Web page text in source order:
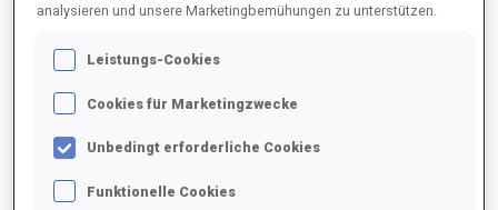
analysieren und unsere Marketingbemühungen zu unterstützen.
Leistungs-Cookies
Cookies für Marketingzwecke
Unbedingt erforderliche Cookies
Funktionelle Cookies